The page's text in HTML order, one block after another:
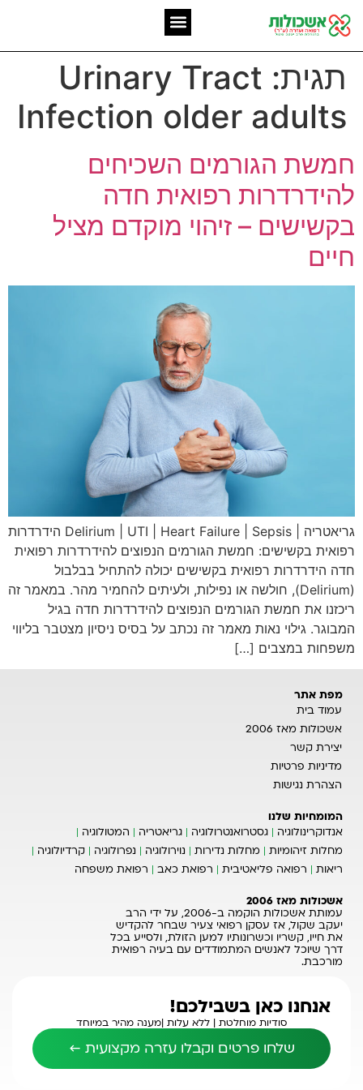
תגית: Urinary Tract
Infection older adults
חמשת הגורמים השכיחים
להידרדרות רפואית חדה
בקשישים – זיהוי מוקדם מציל
חיים
גריאטריה | Delirium | UTI | Heart Failure | Sepsis הידרדרות
רפואית בקשישים: חמשת הגורמים הנפוצים להידרדרות רפואית
חדה הידרדרות רפואית בקשישים יכולה להתחיל בבלבול
(Delirium), חולשה או נפילות, ולעיתים להחמיר מהר. במאמר זה
ריכזנו את חמשת הגורמים הנפוצים להידרדרות חדה בגיל
המבוגר. גילוי נאות מאמר זה נכתב על בסיס ניסיון מצטבר בליווי
משפחות במצבים […]
מפת אתר
עמוד בית
אשכולות מאז 2006
יצירת קשר
מדיניות פרטיות
הצהרת נגישות
המומחיות שלנו
אנדוקרינולוגיה
גסטרואנטרולוגיה גריאטריה
המטולוגיה
מחלות זיהומיות
מחלות נדירות נוירולוגיה נפרולוגיה
קרדיולוגיה
ריאות
רפואה פליאטיבית רפואת כאב רפואת משפחה
אשכולות מאז 2006
עמותת אשכולות הוקמה ב-2006, על ידי הרב
יעקב שקול, אז עסקן רפואי צעיר שבחר להקדיש
את חייו, קשריו וכשרונותיו למען הזולת, ולסייע בכל
דרך שיוכל לאנשים המתמודדים עם בעיה רפואית
מורכבת.
אנחנו כאן בשבילכם!
סודיות מוחלטת | ללא עלות |מענה מהיר במיוחד
שלחו פרטים וקבלו עזרה מקצועית ←